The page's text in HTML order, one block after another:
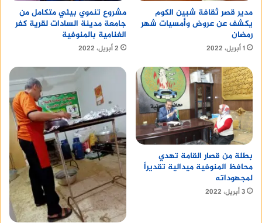
مدير قصر ثقافة شبين الكوم
يكشف عن عروض وأمسيات شهر
رمضان
1 أبريل، 2022
مشروع تنموي بيئي متكامل من
جامعة مدينة السادات لقرية كفر
الغنامية بالمنوفية
2 أبريل، 2022
بطلة من قصار القامة تهدي
محافظ المنوفية ميدالية تقديراً
لمجهوداته
3 أبريل، 2022